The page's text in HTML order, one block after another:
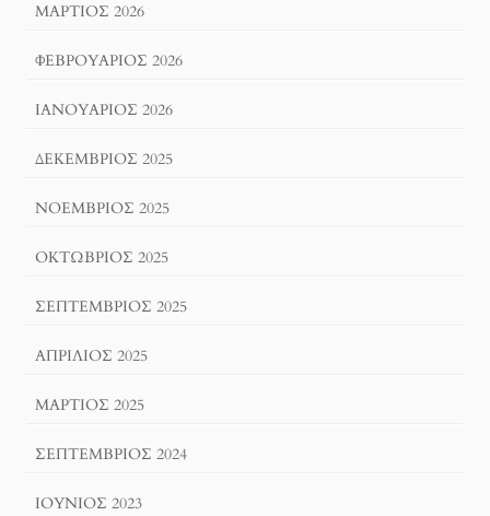
ΜΆΡΤΙΟΣ 2026
ΦΕΒΡΟΥΆΡΙΟΣ 2026
ΙΑΝΟΥΆΡΙΟΣ 2026
ΔΕΚΈΜΒΡΙΟΣ 2025
ΝΟΈΜΒΡΙΟΣ 2025
ΟΚΤΏΒΡΙΟΣ 2025
ΣΕΠΤΈΜΒΡΙΟΣ 2025
ΑΠΡΊΛΙΟΣ 2025
ΜΆΡΤΙΟΣ 2025
ΣΕΠΤΈΜΒΡΙΟΣ 2024
ΙΟΎΝΙΟΣ 2023